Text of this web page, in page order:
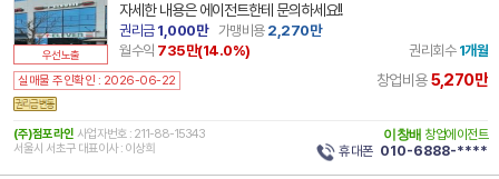
우선노출
자세한 내용은 에이전트한테 문의하세요!!
권리금1,000만 가맹비용2,270만
월수익 735만(14.0%) 권리회수 1개월
실매물 주인확인 : 2026-06-22 창업비용5,270만
(주)점포라인 사업자번호 : 211-88-15343
서울시 서초구 대표이사 : 이상희
이창배 창업에이전트
휴대폰 010-6888-****